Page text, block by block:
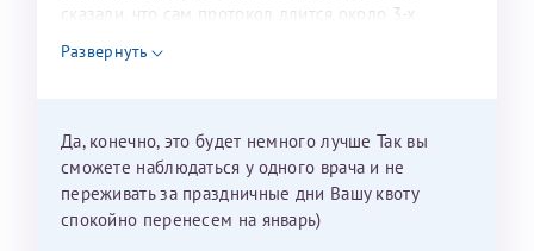
сказали, что сам протокол длится около 3-х
недель и 3 недели я должна находится в Питере.
Можно мне новый год провести в Калининграде и
Развернуть
Да, конечно, это будет немного лучше Так вы
сможете наблюдаться у одного врача и не
переживать за праздничные дни Вашу квоту
спокойно перенесем на январь)